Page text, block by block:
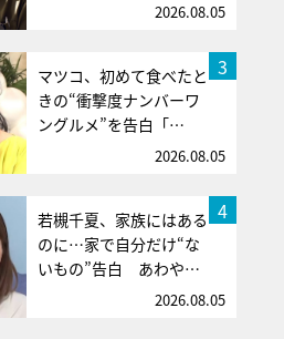
2026.08.05
3
マツコ、初めて食べたと
きの“衝撃度ナンバーワ
ングルメ”を告白「…
2026.08.05
4
若槻千夏、家族にはある
のに…家で自分だけ“な
いもの”告白 あわや…
2026.08.05